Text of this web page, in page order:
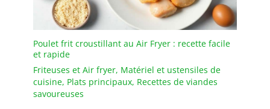
Poulet frit croustillant au Air Fryer : recette facile
et rapide
Friteuses et Air fryer, Matériel et ustensiles de
cuisine, Plats principaux, Recettes de viandes
savoureuses